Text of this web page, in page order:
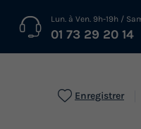
Lun. à Ven. 9h-19h /
01 73 29 20 14
Enregistrer